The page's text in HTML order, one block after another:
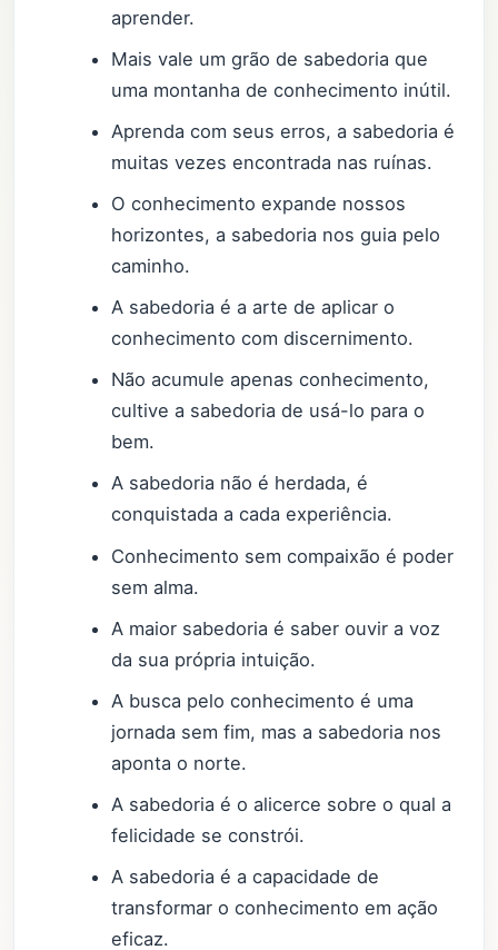
aprender.
Mais vale um grão de sabedoria que
uma montanha de conhecimento inútil.
Aprenda com seus erros, a sabedoria é
muitas vezes encontrada nas ruínas.
O conhecimento expande nossos
horizontes, a sabedoria nos guia pelo
caminho.
A sabedoria é a arte de aplicar o
conhecimento com discernimento.
Não acumule apenas conhecimento,
cultive a sabedoria de usá-lo para o
bem.
A sabedoria não é herdada, é
conquistada a cada experiência.
Conhecimento sem compaixão é poder
sem alma.
A maior sabedoria é saber ouvir a voz
da sua própria intuição.
A busca pelo conhecimento é uma
jornada sem fim, mas a sabedoria nos
aponta o norte.
A sabedoria é o alicerce sobre o qual a
felicidade se constrói.
A sabedoria é a capacidade de
transformar o conhecimento em ação
eficaz.